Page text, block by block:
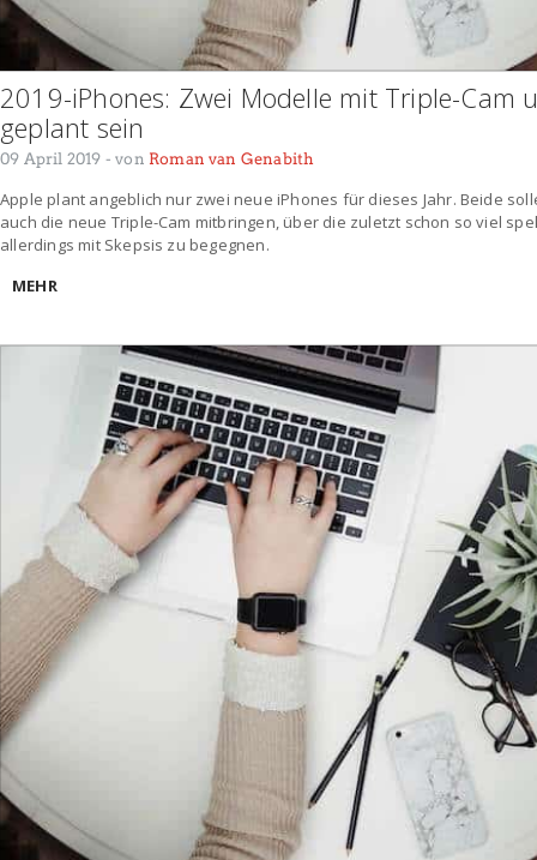
2019-iPhones: Zwei Modelle mit Triple-Cam
geplant sein
09 April 2019 - von Roman van Genabith
Apple plant angeblich nur zwei neue iPhones für dieses Jahr. Beide
auch die neue Triple-Cam mitbringen, über die zuletzt schon so viel
allerdings mit Skepsis zu begegnen.
MEHR